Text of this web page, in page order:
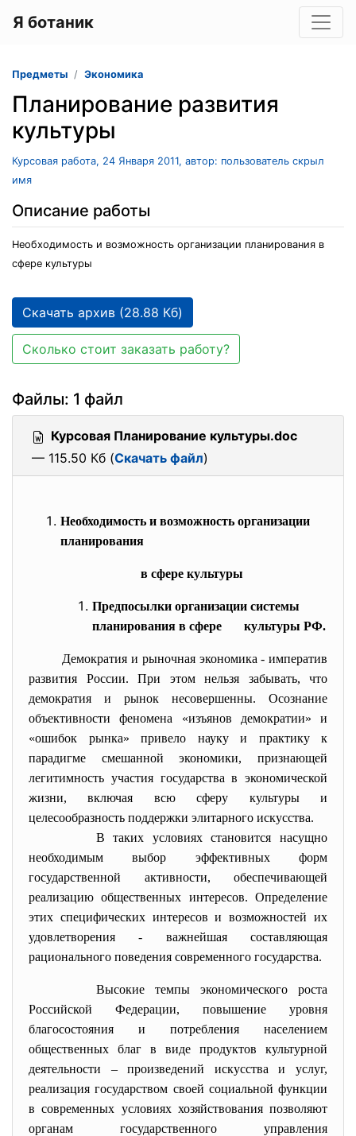
Я ботаник
Предметы Экономика
Планирование развития
культуры
Курсовая работа, 24 Января 2011, автор: пользователь скрыл
имя
Описание работы
Необходимость и возможность организации планирования в
сфере культуры
Скачать архив (28.88 Кб)
Сколько стоит заказать работу?
Файлы: 1 файл
Курсовая Планирование культуры.doc
— 115.50 Кб (Скачать файл)
Необходимость и возможность организации
планирования
в сфере культуры
Предпосылки организации системы
планирования в сфере культуры РФ.
Демократия и рыночная экономика - императив
развития России. При этом нельзя забывать, что
демократия и рынок несовершенны. Осознание
объективности феномена «изъянов демократии» и
«ошибок рынка» привело науку и практику к
парадигме смешанной экономики, признающей
легитимность участия государства в экономической
жизни, включая всю сферу культуры и
целесообразность поддержки элитарного искусства.
В таких условиях становится насущно
необходимым выбор эффективных форм
государственной активности, обеспечивающей
реализацию общественных интересов. Определение
этих специфических интересов и возможностей их
удовлетворения - важнейшая составляющая
рационального поведения современного государства.
Высокие темпы экономического роста
Российской Федерации, повышение уровня
благосостояния и потребления населением
общественных благ в виде продуктов культурной
деятельности – произведений искусства и услуг,
реализация государством своей социальной функции
в современных условиях хозяйствования позволяют
органам государственного управления